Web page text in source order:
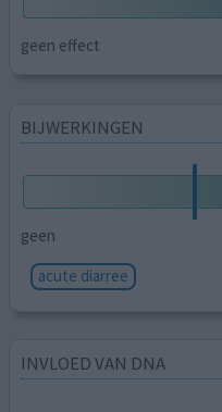
geen effect
BIJWERKINGEN
geen
acute diarree
INVLOED VAN DNA